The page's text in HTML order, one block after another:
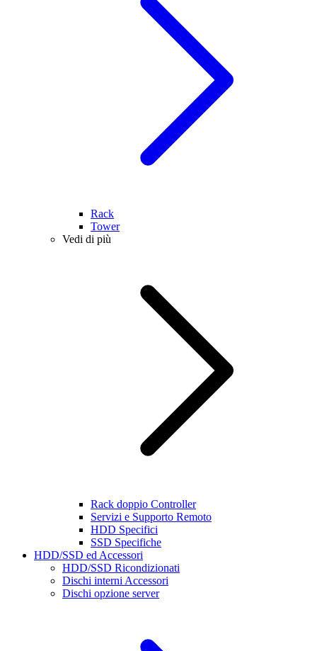
Rack
Tower
Vedi di più
Rack doppio Controller
Servizi e Supporto Remoto
HDD Specifici
SSD Specifiche
HDD/SSD ed Accessori
HDD/SSD Ricondizionati
Dischi interni Accessori
Dischi opzione server